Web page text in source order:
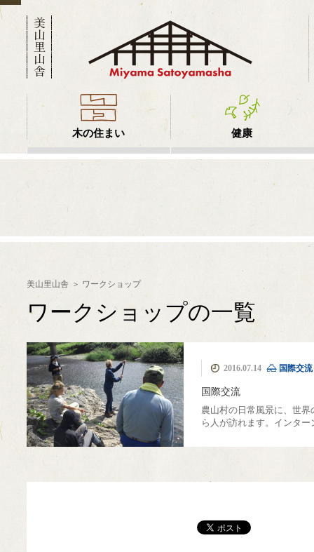
木の住まい 健康
伝統建築 モバイルハウス
MIYAMA森の湯治
場
カフェ美山里山舎 ピコ水力発電
極小規模木質資源
フル活用
簡易製材機 ウッド
マイザー
ウッドチッパー
薪ストーブ 薪ボイラー
美山里山舎 ワークショップ
ワークショップの一覧
2016.07.14 国際交流
国際交流
農山村の日常風景に、世
ら人が訪れます。インタ